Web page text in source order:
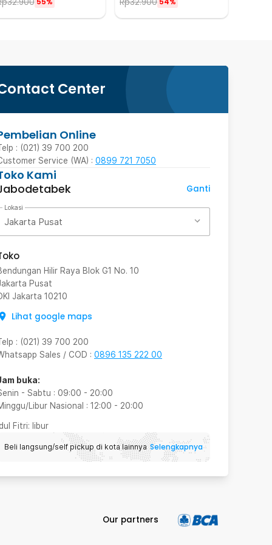
Center
Online
: (021) 39 700 200
Service (WA) : 0899 721 7050
Kami
Ganti
Lokasi
Jakarta Pusat
Hilir Raya Blok G1 No. 10
Pusat
Jakarta 10210
Lihat google maps
: (021) 39 700 200
Sales / COD : 0896 135 222 00
buka:
- Sabtu : 09:00 - 20:00
Libur Nasional : 12:00 - 20:00
Fitri: libur
Beli langsung/self pickup di kota lainnya Selengkapnya
Our partners